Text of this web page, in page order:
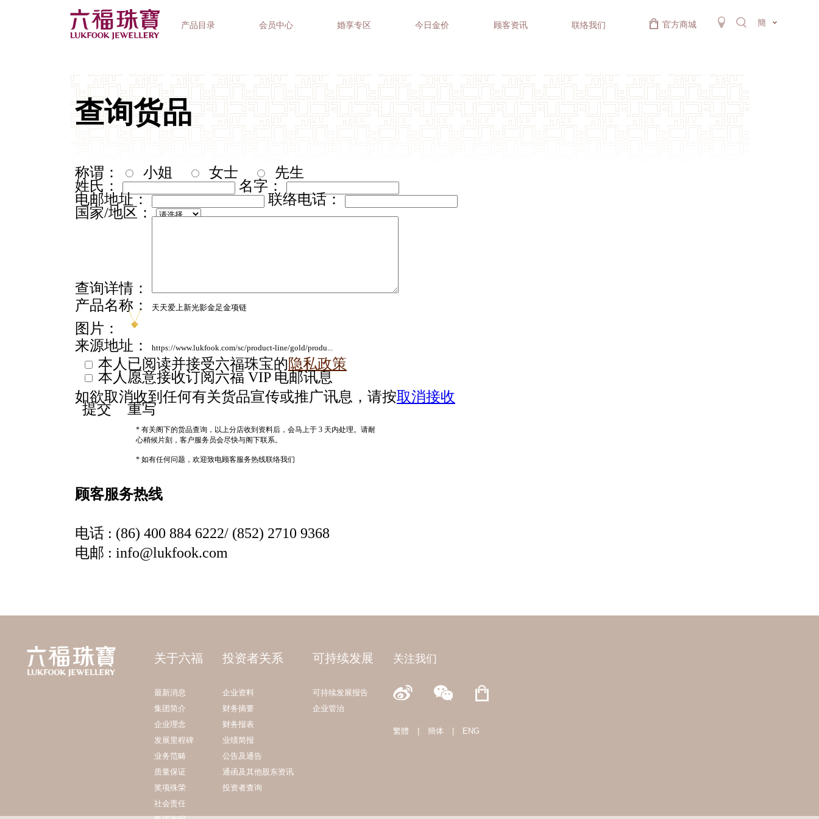
产品目录 会员中心 婚享专区 今日金价 顾客资讯 联络我们 官方商城 簡
钟表品牌 精选礼品
关于六福
最新消息
集团简介
企业理念
发展里程碑
业务范畴
质量保证
奖项殊荣
社会责任
投资者关系
企业资料
财务摘要
财务报表
业绩简报
公告及通告
通函及其他股东资讯
投资者查询
可持续发展
可持续发展报告
企业管治
关注我们
繁體 簡体 ENG